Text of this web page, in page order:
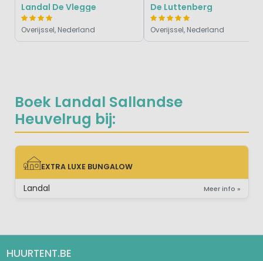
Boek Landal Sallandse
Heuvelrug bij:
EXTRA LUXE BUNGALOW
EXTRA LUXE BUNGALOW
Landal Meer info »
Landal De Vlegge
Overijssel, Nederland
De Luttenberg
Overijssel, Nederland
HUURTENT.BE